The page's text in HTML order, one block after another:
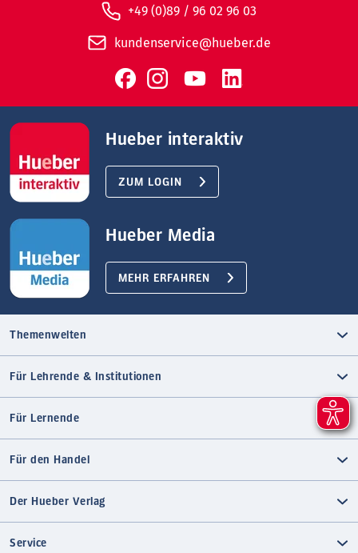
+49 (0)89 / 96 02 96 03
kundenservice@hueber.de
Hueber interaktiv
ZUM LOGIN
Hueber Media
MEHR ERFAHREN
Themenwelten
Für Lehrende & Institutionen
Für Lernende
Für den Handel
Der Hueber Verlag
Service